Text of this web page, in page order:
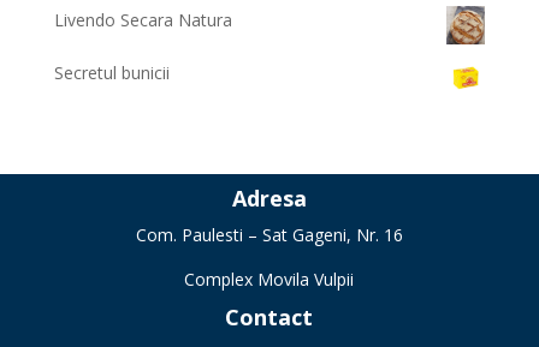
Livendo Secara Natura
Secretul bunicii
Adresa
Com. Paulesti – Sat Gageni, Nr. 16
Complex Movila Vulpii
Contact